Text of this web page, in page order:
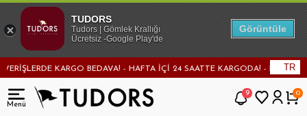
KARGO BEDAVA! - HAFTA İÇİ 24 SAATTE KARGODA! - MAĞAZADAN
TR
9 0
TUDORS
Tudors | Gömlek Krallığı
Ücretsiz -Google Play'de
Görüntüle